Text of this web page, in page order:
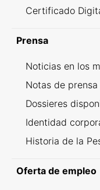
Certificado
Prensa
Noticias en los
Notas de prensa
Dossieres
Identidad
Historia de la
Oferta de empleo